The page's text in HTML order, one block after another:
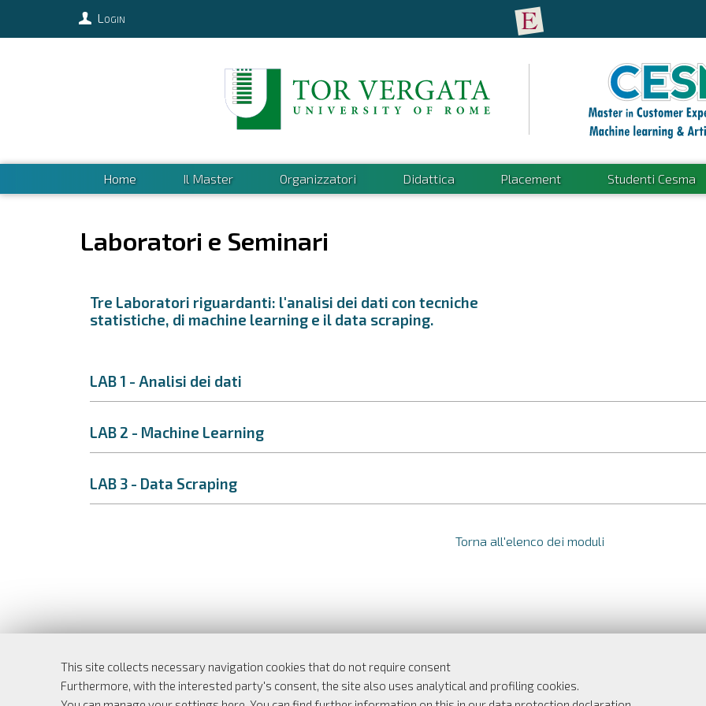
This site collects necessary navigation cookies that do not require consent
Furthermore, with the interested party's consent, the site also uses analytical and profiling cookies.
Login
Home Il Master Organizzatori Didattica Placement Studenti Cesma
Laboratori e Seminari
Tre Laboratori riguardanti: l'analisi dei dati con tecniche
statistiche, di machine learning e il data scraping.
LAB 1 - Analisi dei dati
LAB 2 - Machine Learning
LAB 3 - Data Scraping
Torna all'elenco dei moduli
Dipartimento di Economia e Finanza